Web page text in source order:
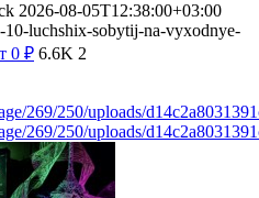
2026-08-05T12:38:00+03:00
10-luchshix-sobytij-na-vyxodnye-
0 ₽ 6.6K 2
269/250/uploads/
269/250/uploads/